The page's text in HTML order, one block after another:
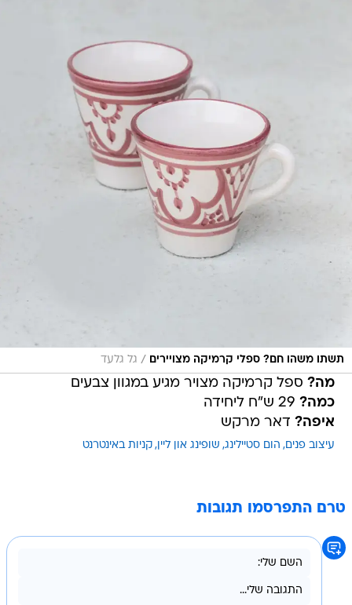
תשתו משהו חם? ספלי קרמיקה מצויירים / גל גלעד
מה? ספל קרמיקה מצויר מגיע במגוון צבעים
כמה?
איפה? דאר מרקש
עיצוב פנים הום סטיילינג שופינג און ליין קניות באינטרנט
טרם התפרסמו תגובות